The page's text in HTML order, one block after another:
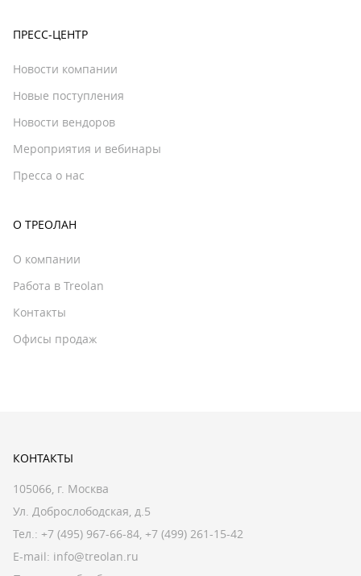
ПРЕСС-ЦЕНТР
Новости компании
Новые поступления
Новости вендоров
Мероприятия и вебинары
Пресса о нас
О ТРЕОЛАН
О компании
Работа в Treolan
Контакты
Офисы продаж
КОНТАКТЫ
105066, г. Москва
Ул. Доброслободская, д.5
Тел.: +7 (495) 967-66-84, +7 (499) 261-15-42
E-mail: info@treolan.ru